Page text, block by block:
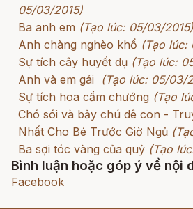
05/03/2015)
Ba anh em (Tạo lúc: 05/03/2015)
Anh chàng nghèo khổ (Tạo lúc:
Sự tích cây huyết dụ (Tạo lúc:
Anh và em gái
(Tạo lúc: 05/03/
Sự tích hoa cẩm chướng (Tạo
Chó sói và bảy chú dê con -
Nhất Cho Bé Trước Giờ Ngủ
Ba sợi tóc vàng của quỷ (Tạo
Bình luận hoặc góp ý về nội
Facebook